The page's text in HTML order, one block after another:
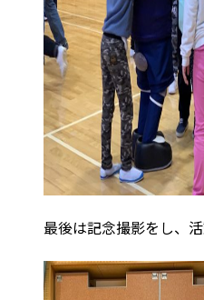
最後は記念撮影をし、